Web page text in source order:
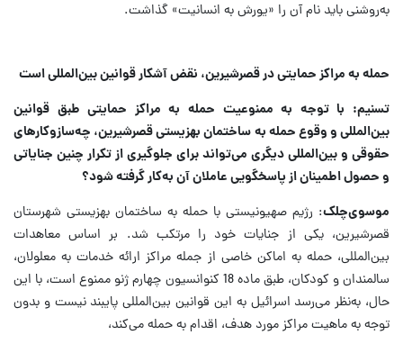
به‌روشنی باید نام آن را «یورش به انسانیت» گذاشت.
حمله به مراکز حمایتی در قصرشیرین، نقض آشکار قوانین بین‌المللی است
تسنیم: با توجه به ممنوعیت حمله به مراکز حمایتی طبق قوانین
بین‌المللی و وقوع حمله به ساختمان بهزیستی قصرشیرین، چه‌سازوکارهای
حقوقی و بین‌المللی دیگری می‌تواند برای جلوگیری از تکرار چنین جنایاتی
و حصول اطمینان از پاسخگویی عاملان آن به‌کار گرفته شود؟
موسوی‌چلک: رژیم صهیونیستی با حمله به ساختمان بهزیستی شهرستان
قصرشیرین، یکی از جنایات خود را مرتکب شد. بر اساس معاهدات
بین‌المللی، حمله به اماکن خاصی از جمله مراکز ارائه خدمات به معلولان،
سالمندان و کودکان، طبق ماده 18 کنوانسیون چهارم ژنو ممنوع است، با این
حال، به‌نظر می‌رسد اسرائیل به این قوانین بین‌المللی پایبند نیست و بدون
توجه به ماهیت مراکز مورد هدف، اقدام به حمله می‌کند،